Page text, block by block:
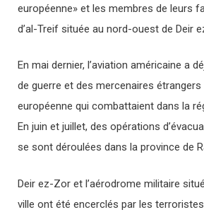
européenne» et les membres de leurs
d’al-Treif située au nord-ouest de Deir
En mai dernier, l’aviation américaine a
de guerre et des mercenaires étrangers
européenne qui combattaient dans la
En juin et juillet, des opérations
se sont déroulées dans la province de
Deir ez-Zor et l’aérodrome militaire
ville ont été encerclés par les